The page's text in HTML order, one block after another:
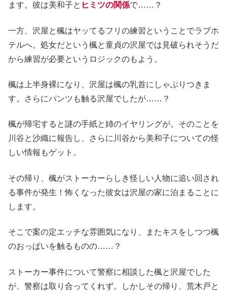
ます。彼は美和子と ヒミツの関係で……？
一方、沢屋と楓はヤッてるフリの練習ということでラブホ
テルへ。処女だという楓と童貞の沢屋では見破られそうだ
から練習が必要というロジックのもよう。
楓は上半身裸になり、沢屋は楓の乳首にしゃぶりつきま
す。さらにパンツも触る沢屋でしたが……？
楓が帰宅すると謎の手紙と姉のイヤリングが。そのことを
川谷と沙織に報告し、さらに川谷から美和子についての怪
しい情報もゲット。
その帰り、楓がストーカーらしき怪しい人物に追い回され
る事件が発生！怖くなった彼女は沢屋の家に泊まることに
します。
そこで案の定エッチな雰囲気になり、またキスをしつつ楓
のおっぱいを触るものの……？
ストーカー事件について警察に相談した楓と沢屋でした
が、警察は取り合ってくれず。しかしその帰り、荒木戸と